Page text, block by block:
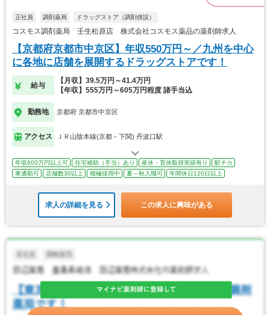
正社員 調剤薬局 ドラッグストア（調剤併設）
コスモス調剤薬局 壬生松原店 株式会社コスモス薬品の薬剤師求人
【京都府京都市中京区】年収550万円～／九州を中心
に各地に店舗を展開するドラッグストアです！
給与
【月収】39.5万円～41.4万円
【年収】555万円～605万円程度 諸手当込
勤務地 京都府 京都市中京区
アクセス ＪＲ山陰本線(京都－下関) 丹波口駅
年収600万円以上可 住宅補助（手当）あり 産休・育休取得実績有り
駅チカ
車通勤可
店舗数30以上 積極採用中 夏～秋入職可 年間休日120日以上
求人の詳細を見る この求人に興味がある